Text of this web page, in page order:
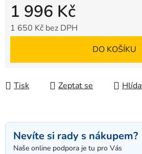
1 996 Kč
1 650 Kč bez DPH
DO KOŠÍKU
Tisk Zeptat se
Nevíte si rady s nákupem?
Naše online podpora je tu pro Vás